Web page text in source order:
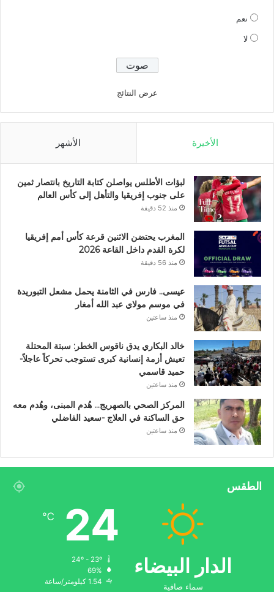
نعم
لا
عرض النتائج
الأخيرة الأشهر
لبؤات الأطلس يواصلن كتابة التاريخ بانتصار ثمين
على جنوب إفريقيا والتأهل إلى كأس العالم
منذ 52 دقيقة
المغرب يحتضن الاثنين قرعة كأس أمم إفريقيا
لكرة القدم داخل القاعة 2026
منذ 56 دقيقة
عيسى.. فارس في الثامنة يحمل مشعل التبوريدة
في موسم مولاي عبد الله أمغار
منذ ساعتين
خالد البكاري يدق ناقوس الخطر: سبتة المحتلة
تعيش أزمة إنسانية كبرى تستوجب تحركاً عاجلاً-
حميد قاسمي
منذ ساعتين
المركز الصحي بالصهريج… هُدم المبنى، وهُدم معه
حق الساكنة في العلاج -سعيد الفاضلي
منذ ساعتين
الطقس
الدار البيضاء
سماء صافية
24
℃
69%
1.54 كيلومتر/ساعة